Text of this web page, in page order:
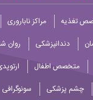
تغذیه مراکز ناباروری
دندانپزشکی روان
متخصص اطفال
چشم پزشکی
سونوگرافی